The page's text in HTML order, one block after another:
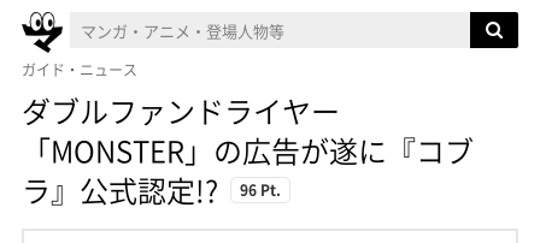
ガイド・ニュース
ダブルファンドライヤー
「MONSTER」の広告が遂に『コブ
ラ』公式認定!?
96 Pt.